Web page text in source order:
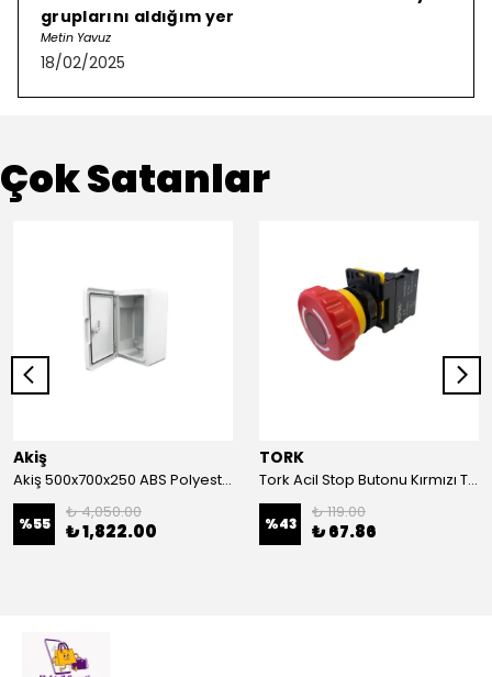
gruplarını aldığım yer
Metin Yavuz
18/02/2025
Çok Satanlar
Akiş
Akiş 500x700x250 ABS Polyester Pano | Duvar Pano | Plastik Elektrik Panosu
%55
₺ 4,050.00
₺ 1,822.00
TORK
Tork Acil Stop Butonu Kırmızı TRK-A3-01ZS Acil Durum Butonu | Kırmızı Mantar Tipi NC1
%43
₺ 119.00
₺ 67.86